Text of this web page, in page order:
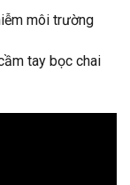
môi trường
tay bọc chai